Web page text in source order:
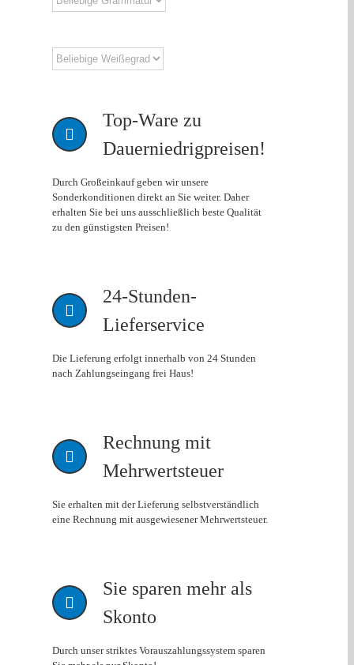
Top-Ware zu
Dauerniedrigpreisen!
Durch Großeinkauf geben wir unsere
Sonderkonditionen direkt an Sie weiter. Daher
erhalten Sie bei uns ausschließlich beste Qualität
zu den günstigsten Preisen!
24-Stunden-
Lieferservice
Die Lieferung erfolgt innerhalb von 24 Stunden
nach Zahlungseingang frei Haus!
Rechnung mit
Mehrwertsteuer
Sie erhalten mit der Lieferung selbstverständlich
eine Rechnung mit ausgewiesener Mehrwertsteuer.
Sie sparen mehr als
Skonto
Durch unser striktes Vorauszahlungssystem sparen